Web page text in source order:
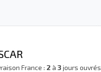
France : 2 à3jours ouvrés